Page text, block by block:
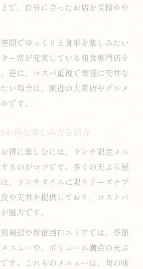
で、自分に合ったお店を見極めや
間でゆっくりと食事を楽しみたい
ー席が充実している和食専門店を
逆に、コスパ重視で気軽に天丼な
い場合は、駅近の大衆店やグルメ
です。
お得な楽しみ方を紹介
得に楽しむには、ランチ限定メニ
るのがコツです。多くの天ぷら屋
、ランチタイムに限りリーズナブ
や天丼を提供しており、コストパ
魅力です。
周辺や新宿西口エリアでは、季節
ニューや、ボリューム満点の天ぷ
す。これらのメニューは、旬の味